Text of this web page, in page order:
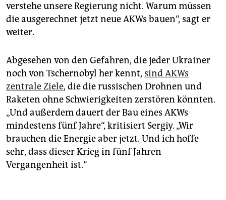
verstehe unsere Regierung nicht. Warum müssen
die ausgerechnet jetzt neue AKWs bauen“, sagt er
weiter.
Abgesehen von den Gefahren, die jeder Ukrainer
noch von Tschernobyl her kennt, sind AKWs
zentrale Ziele, die die russischen Drohnen und
Raketen ohne Schwierigkeiten zerstören könnten.
„Und außerdem dauert der Bau eines AKWs
mindestens fünf Jahre“, kritisiert Sergiy. „Wir
brauchen die Energie aber jetzt. Und ich hoffe
sehr, dass dieser Krieg in fünf Jahren
Vergangenheit ist.“